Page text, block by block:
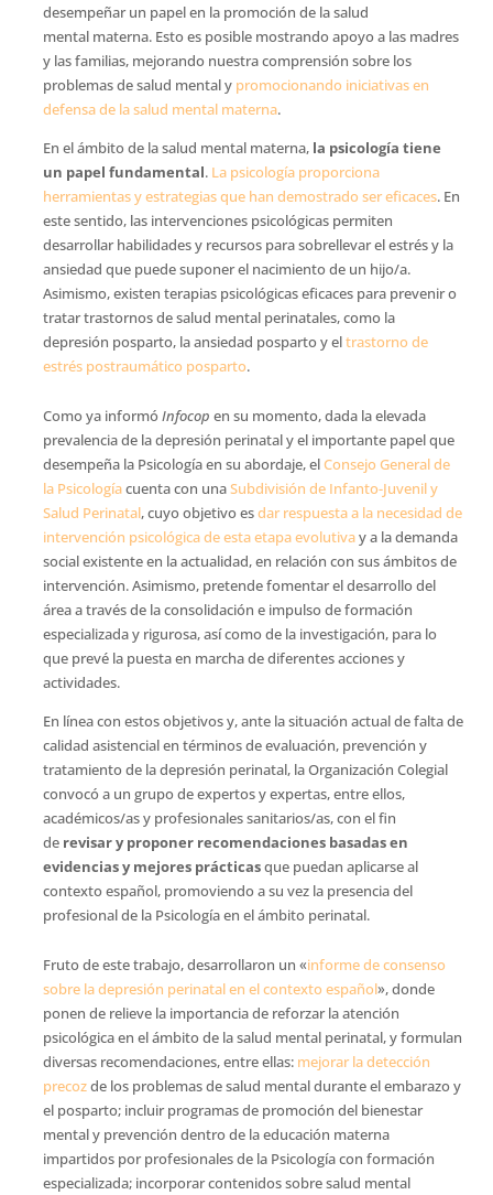
desempeñar un papel en la promoción de la salud
mental materna. Esto es posible mostrando apoyo a las madres
y las familias, mejorando nuestra comprensión sobre los
problemas de salud mental y promocionando iniciativas en
defensa de la salud mental materna.
En el ámbito de la salud mental materna, la psicología tiene
un papel fundamental. La psicología proporciona
herramientas y estrategias que han demostrado ser eficaces. En
este sentido, las intervenciones psicológicas permiten
desarrollar habilidades y recursos para sobrellevar el estrés y la
ansiedad que puede suponer el nacimiento de un hijo/a.
Asimismo, existen terapias psicológicas eficaces para prevenir o
tratar trastornos de salud mental perinatales, como la
depresión posparto, la ansiedad posparto y eltrastorno de
estrés postraumático posparto.
Como ya informóInfocop en su momento, dada la elevada
prevalencia de la depresión perinatal y el importante papel que
desempeña la Psicología en su abordaje, elConsejo General de
la Psicologíacuenta con unaSubdivisión de Infanto-Juvenil y
Salud Perinatal, cuyo objetivo esdar respuesta a la necesidad de
intervención psicológica de esta etapa evolutivay a la demanda
social existente en la actualidad, en relación con sus ámbitos de
intervención. Asimismo, pretende fomentar el desarrollo del
área a través de la consolidación e impulso de formación
especializada y rigurosa, así como de la investigación, para lo
que prevé la puesta en marcha de diferentes acciones y
actividades.
En línea con estos objetivos y, ante la situación actual de falta de
calidad asistencial en términos de evaluación, prevención y
tratamiento de la depresión perinatal, la Organización Colegial
convocó a un grupo de expertos y expertas, entre ellos,
académicos/as y profesionales sanitarios/as, con el fin
de revisar y proponer recomendaciones basadas en
evidencias y mejores prácticasque puedan aplicarse al
contexto español, promoviendo a su vez la presencia del
profesional de la Psicología en el ámbito perinatal.
Fruto de este trabajo, desarrollaron un «informe de consenso
sobre la depresión perinatal en el contexto español», donde
ponen de relieve la importancia de reforzar la atención
psicológica en el ámbito de la salud mental perinatal, y formulan
diversas recomendaciones, entre ellas: mejorar la detección
precozde los problemas de salud mental durante el embarazo y
el posparto; incluir programas de promoción del bienestar
mental y prevención dentro de la educación materna
impartidos por profesionales de la Psicología con formación
especializada; incorporar contenidos sobre salud mental